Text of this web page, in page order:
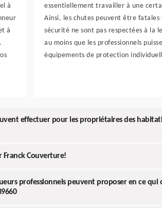
à
à
essentiellement travailler à une
Ainsi, les chutes peuvent être fatales
sécurité ne sont pas respectées à la
au moins que les professionnels
équipements de protection
effectuer pour les propriétaires des
Franck Couverture!
professionnels peuvent proposer en ce qui